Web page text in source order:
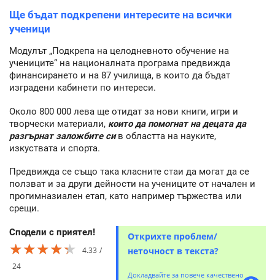
Ще бъдат подкрепени интересите на всички
ученици
Модулът „Подкрепа на целодневното обучение на
учениците“ на националната програма предвижда
финансирането и на 87 училища, в които да бъдат
изградени кабинети по интереси.
Около 800 000 лева ще отидат за нови книги, игри и
творчески материали, които да помогнат на децата да
разгърнат заложбите сив областта на науките,
изкуствата и спорта.
Предвижда се също така класните стаи да могат да се
ползват и за други дейности на учениците от начален и
прогимназиален етап, като например тържества или
срещи.
Сподели с приятел!
★★★★★
★★★★★
★★★★★
4.33
24
Открихте проблем/
неточност в текста?
Докладвайте за повече качествено